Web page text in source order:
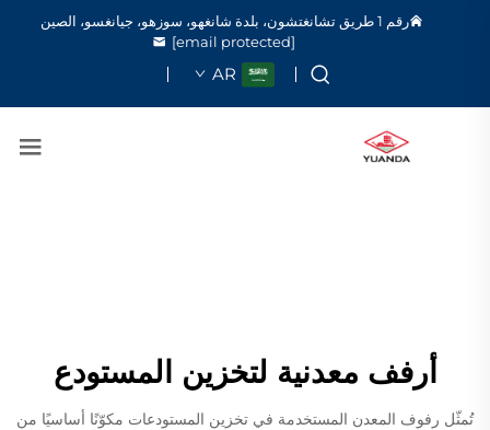
رقم 1 طريق تشانغتشون، بلدة شانغهو، سوزهو، جيانغسو، الصين
[email protected]
AR
أرفف معدنية لتخزين المستودع
تُمثّل رفوف المعدن المستخدمة في تخزين المستودعات مكوّنًا أساسيًا من